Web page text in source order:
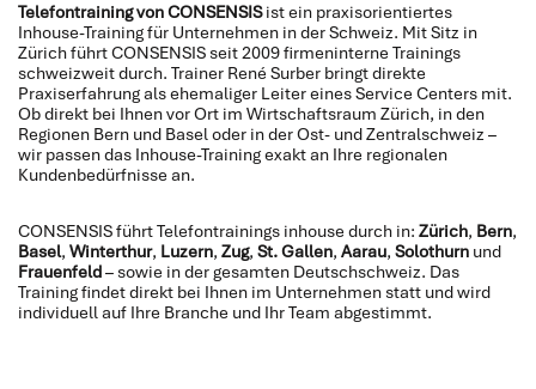
Telefontraining von CONSENSISist ein praxisorientiertes
Inhouse-Training für Unternehmen in der Schweiz. Mit Sitz in
Zürich führt CONSENSIS seit 2009 firmeninterne Trainings
schweizweit durch. Trainer René Surber bringt direkte
Praxiserfahrung als ehemaliger Leiter eines Service Centers mit.
Ob direkt bei Ihnen vor Ort im Wirtschaftsraum Zürich, in den
Regionen Bern und Basel oder in der Ost- und Zentralschweiz –
wir passen das Inhouse-Training exakt an Ihre regionalen
Kundenbedürfnisse an.
CONSENSIS führt Telefontrainings inhouse durch in: Zürich, Bern,
Basel, Winterthur, Luzern, Zug, St. Gallen, Aarau, Solothurn und
Frauenfeld– sowie in der gesamten Deutschschweiz. Das
Training findet direkt bei Ihnen im Unternehmen statt und wird
individuell auf Ihre Branche und Ihr Team abgestimmt.